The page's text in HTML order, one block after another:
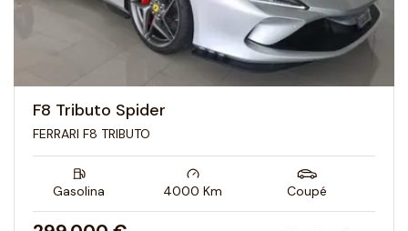
F8 Tributo Spider
FERRARI F8 TRIBUTO
Gasolina 4000 Km Coupé